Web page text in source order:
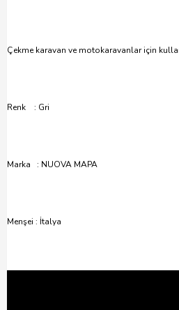
Çekme karavan ve motokaravanlar için
Renk : Gri
Marka : NUOVA MAPA
Menşei : İtalya